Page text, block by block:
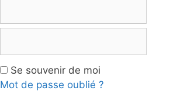
Se souvenir de moi
Mot de passe oublié ?